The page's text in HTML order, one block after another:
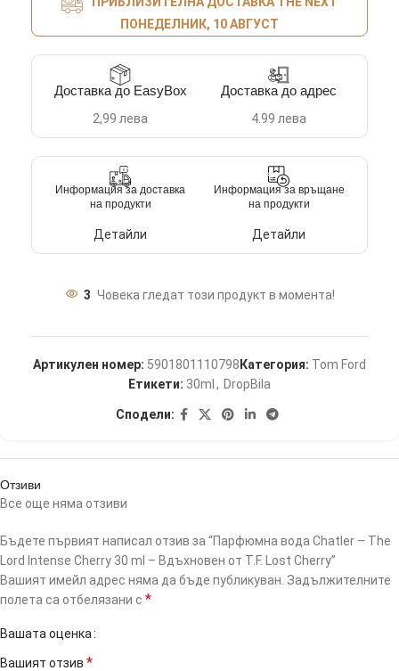
ПОНЕДЕЛНИК, 10 АВГУСТ
Доставка до EasyBox
2,99 лева
Доставка до адрес
4.99 лева
Информация за доставка
на продукти
Детайли
Информация за връщане
на продукти
Детайли
3 Човека гледат този продукт в момента!
Артикулен номер: 5901801110798 Категория: Tom Ford
Етикети: 30ml , DropBila
Сподели:
Отзиви
Все още няма отзиви
Бъдете първият написал отзив за “Парфюмна вода Chatler – The
Lord Intense Cherry 30 ml – Вдъхновен от T.F. Lost Cherry”
Вашият имейл адрес няма да бъде публикуван. Задължителните
полета са отбелязани с *
Вашата оценка
Вашият отзив *